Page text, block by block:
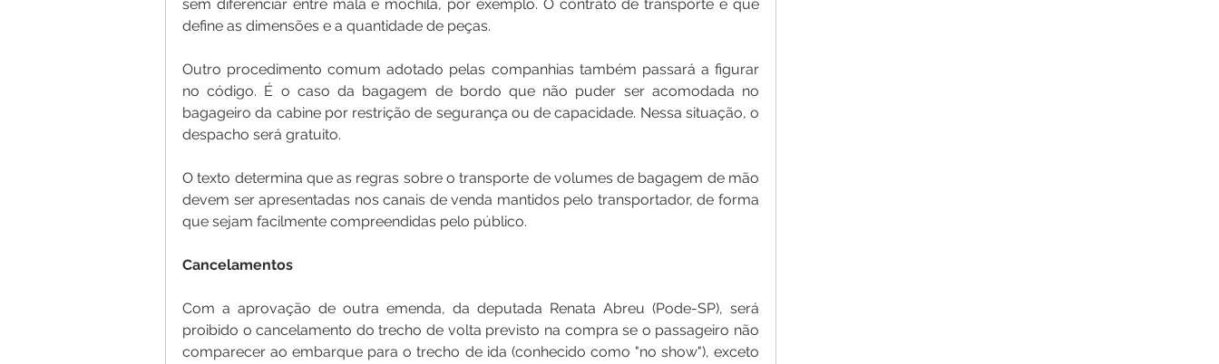
sem diferenciar entre mala e mochila, por exemplo. O contrato de transporte é que
define as dimensões e a quantidade de peças.
Outro procedimento comum adotado pelas companhias também passará a figurar
no código. É o caso da bagagem de bordo que não puder ser acomodada no
bagageiro da cabine por restrição de segurança ou de capacidade. Nessa situação, o
despacho será gratuito.
O texto determina que as regras sobre o transporte de volumes de bagagem de mão
devem ser apresentadas nos canais de venda mantidos pelo transportador, de forma
que sejam facilmente compreendidas pelo público.
Cancelamentos
Com a aprovação de outra emenda, da deputada Renata Abreu (Pode-SP), será
proibido o cancelamento do trecho de volta previsto na compra se o passageiro não
comparecer ao embarque para o trecho de ida (conhecido como "no show"), exceto